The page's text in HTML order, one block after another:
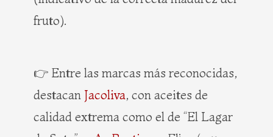
fruto).
👉 Entre las marcas más reconocidas,
destacan Jacoliva, con aceites de
calidad extrema como el de “El Lagar